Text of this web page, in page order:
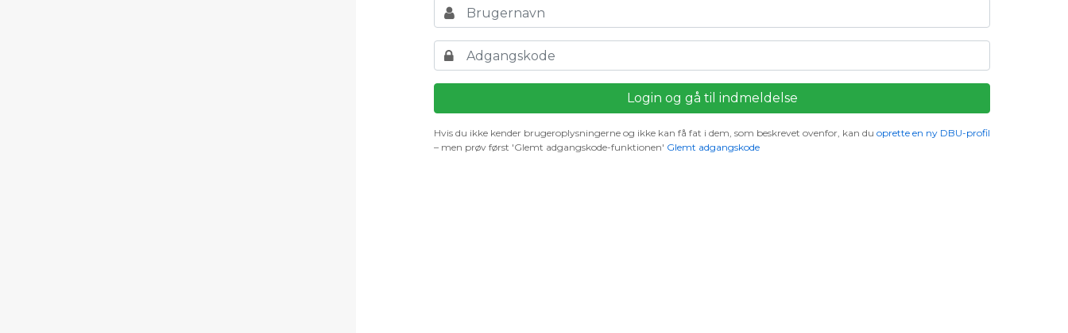
Hvis du ikke kender brugeroplysningerne og ikke kan få fat i dem, som beskrevet ovenfor, kan du oprette en ny DBU-profil
– men prøv først 'Glemt adgangskode-funktionen' Glemt adgangskode